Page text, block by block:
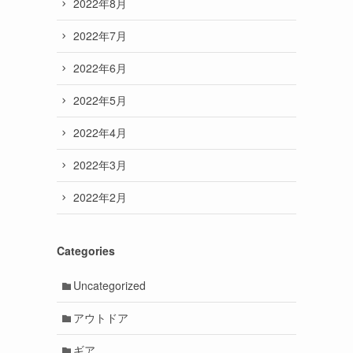
2022年8月
2022年7月
2022年6月
2022年5月
2022年4月
2022年3月
2022年2月
Categories
Uncategorized
アウトドア